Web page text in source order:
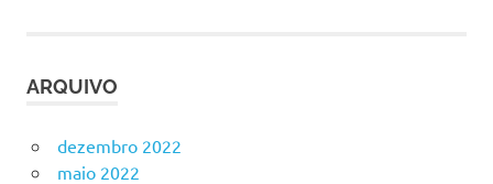
ARQUIVO
dezembro 2022
maio 2022